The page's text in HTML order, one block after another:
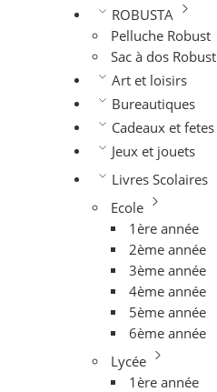
ROBUSTA
Pelluche Robust
Sac à dos Robust
Art et loisirs
Bureautiques
Cadeaux et fetes
Jeux et jouets
Livres Scolaires
Ecole
1ère année
2ème année
3ème année
4ème année
5ème année
6ème année
Lycée
1ère année